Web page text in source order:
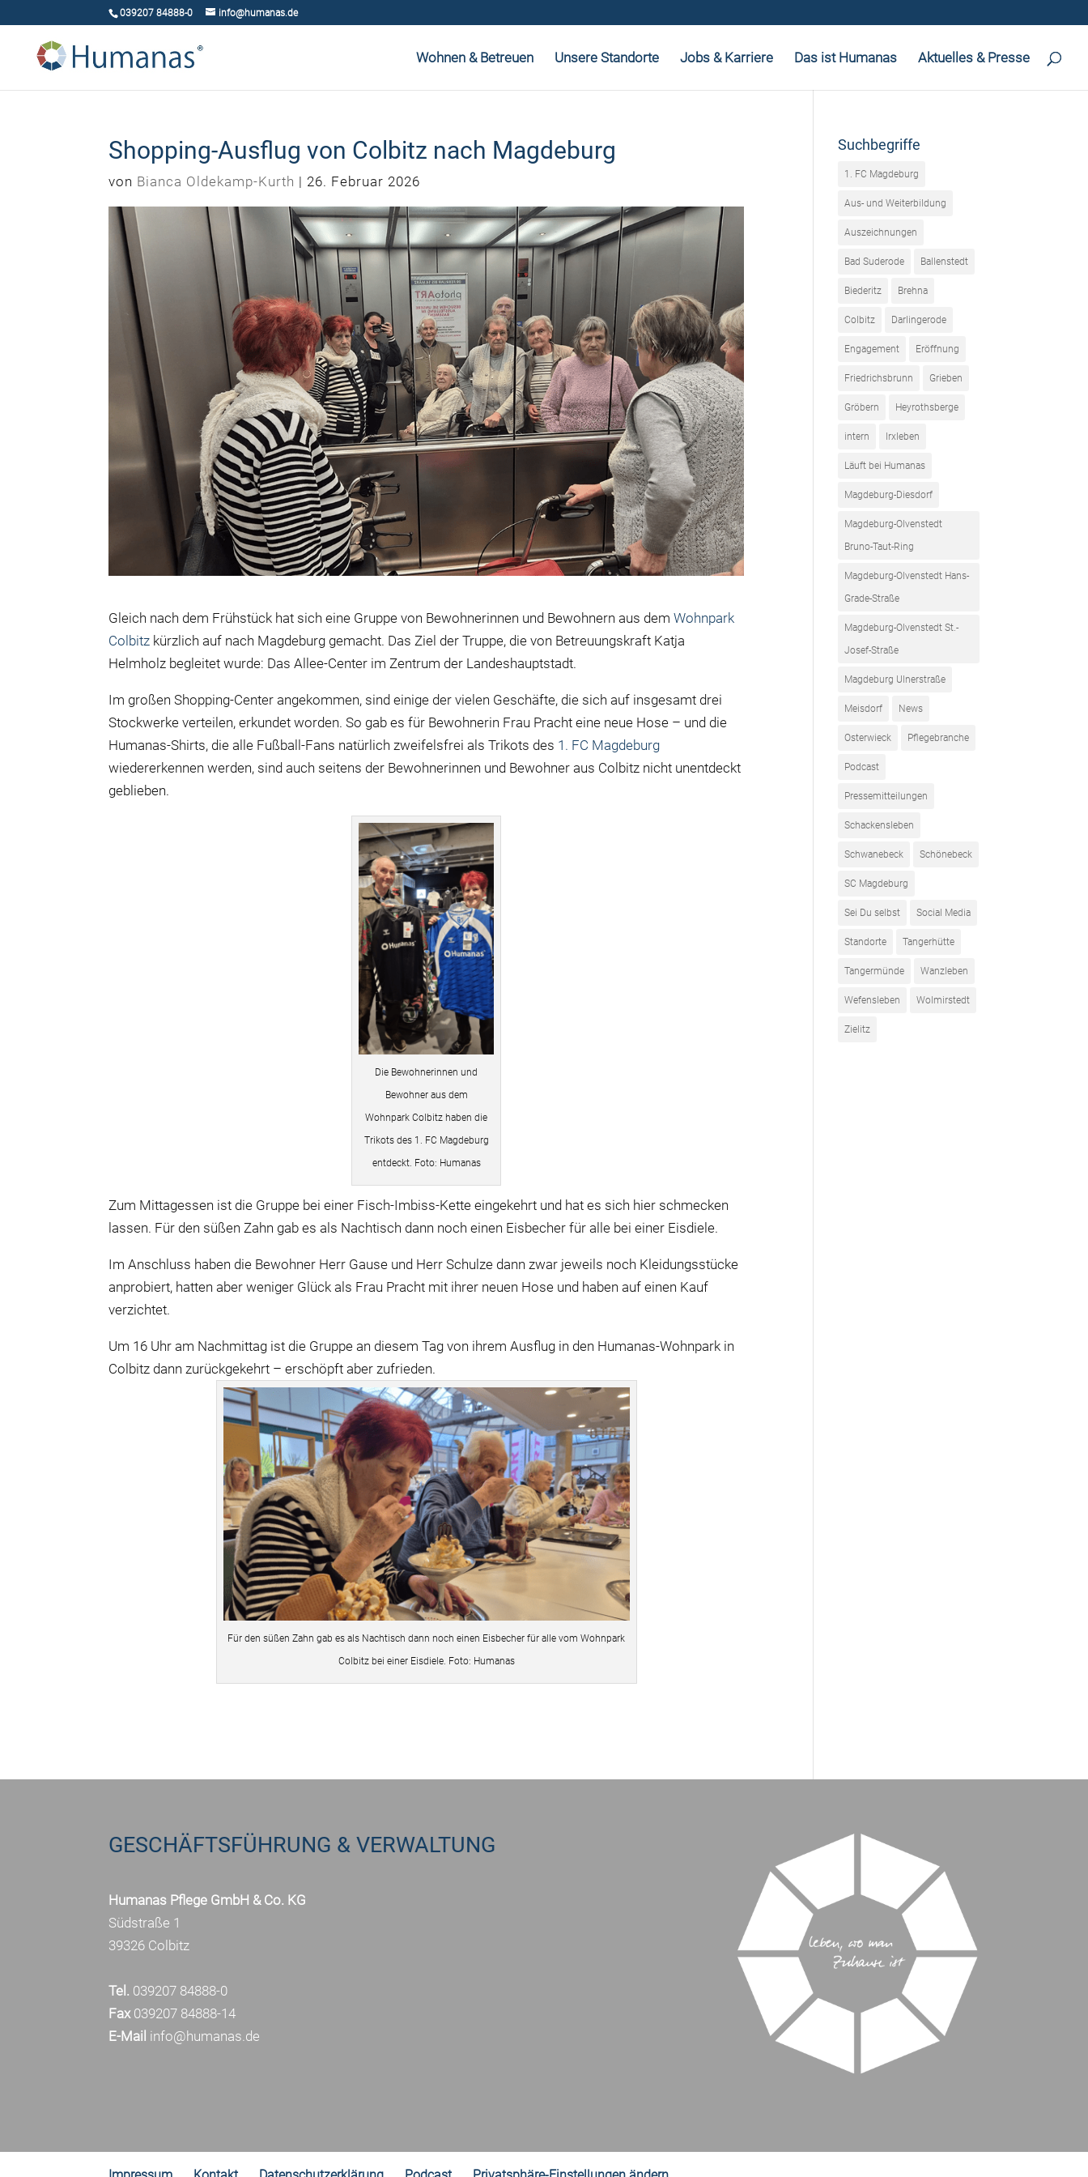
039207 84888-0 info@humanas.de
Wohnen & Betreuen Unsere Standorte Jobs & Karriere Das ist Humanas Aktuelles & Presse
Shopping-Ausflug von Colbitz nach Magdeburg
von Bianca Oldekamp-Kurth | 26. Februar 2026
Gleich nach dem Frühstück hat sich eine Gruppe von Bewohnerinnen und Bewohnern aus demWohnpark
Colbitz kürzlich auf nach Magdeburg gemacht. Das Ziel der Truppe, die von Betreuungskraft Katja
Helmholz begleitet wurde: Das Allee-Center im Zentrum der Landeshauptstadt.
Im großen Shopping-Center angekommen, sind einige der vielen Geschäfte, die sich auf insgesamt drei
Stockwerke verteilen, erkundet worden. So gab es für Bewohnerin Frau Pracht eine neue Hose – und die
Humanas-Shirts, die alle Fußball-Fans natürlich zweifelsfrei als Trikots des 1. FC Magdeburg
wiedererkennen werden, sind auch seitens der Bewohnerinnen und Bewohner aus Colbitz nicht unentdeckt
geblieben.
Die Bewohnerinnen und
Bewohner aus dem
Wohnpark Colbitz haben die
Trikots des 1. FC Magdeburg
entdeckt. Foto: Humanas
Zum Mittagessen ist die Gruppe bei einer Fisch-Imbiss-Kette eingekehrt und hat es sich hier schmecken
lassen. Für den süßen Zahn gab es als Nachtisch dann noch einen Eisbecher für alle bei einer Eisdiele.
Im Anschluss haben die Bewohner Herr Gause und Herr Schulze dann zwar jeweils noch Kleidungsstücke
anprobiert, hatten aber weniger Glück als Frau Pracht mit ihrer neuen Hose und haben auf einen Kauf
verzichtet.
Um 16 Uhr am Nachmittag ist die Gruppe an diesem Tag von ihrem Ausflug in den Humanas-Wohnpark in
Colbitz dann zurückgekehrt – erschöpft aber zufrieden.
Für den süßen Zahn gab es als Nachtisch dann noch einen Eisbecher für alle vom Wohnpark
Colbitz bei einer Eisdiele. Foto: Humanas
Suchbegriffe
1. FC Magdeburg
Aus- und Weiterbildung
Auszeichnungen
Bad Suderode Ballenstedt
Biederitz Brehna
Colbitz Darlingerode
Engagement Eröffnung
Friedrichsbrunn Grieben
Gröbern Heyrothsberge
intern Irxleben
Läuft bei Humanas
Magdeburg-Diesdorf
Magdeburg-Olvenstedt
Bruno-Taut-Ring
Magdeburg-Olvenstedt Hans-
Grade-Straße
Magdeburg-Olvenstedt St.-
Josef-Straße
Magdeburg Ulnerstraße
Meisdorf News
Osterwieck Pflegebranche
Podcast
Pressemitteilungen
Schackensleben
Schwanebeck Schönebeck
SC Magdeburg
Sei Du selbst Social Media
Standorte Tangerhütte
Tangermünde Wanzleben
Wefensleben Wolmirstedt
Zielitz
GESCHÄFTSFÜHRUNG & VERWALTUNG
Humanas Pflege GmbH & Co. KG
Südstraße 1
39326 Colbitz
Tel. 039207 84888-0
Fax039207 84888-14
E-Mail info@humanas.de